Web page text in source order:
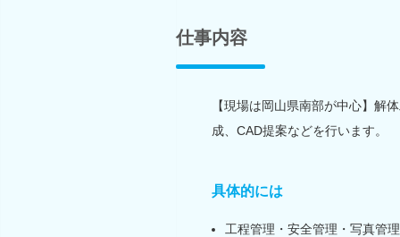
仕事内容
【現場は岡山県南部が中心】解
成、CAD提案などを行います。
具体的には
工程管理・安全管理・写真管